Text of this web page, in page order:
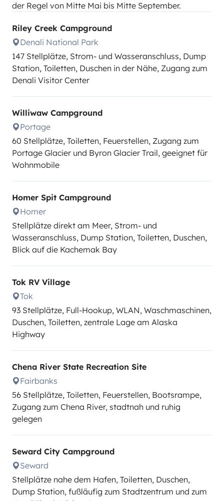
der Regel von Mitte Mai bis Mitte September.
Riley Creek Campground
Denali National Park
147 Stellplätze, Strom- und Wasseranschluss, Dump
Station, Toiletten, Duschen in der Nähe, Zugang zum
Denali Visitor Center
Williwaw Campground
Portage
60 Stellplätze, Toiletten, Feuerstellen, Zugang zum
Portage Glacier und Byron Glacier Trail, geeignet für
Wohnmobile
Homer Spit Campground
Homer
Stellplätze direkt am Meer, Strom- und
Wasseranschluss, Dump Station, Toiletten, Duschen,
Blick auf die Kachemak Bay
Tok RV Village
Tok
93 Stellplätze, Full-Hookup, WLAN, Waschmaschinen,
Duschen, Toiletten, zentrale Lage am Alaska
Highway
Chena River State Recreation Site
Fairbanks
56 Stellplätze, Toiletten, Feuerstellen, Bootsrampe,
Zugang zum Chena River, stadtnah und ruhig
gelegen
Seward City Campground
Seward
Stellplätze nahe dem Hafen, Toiletten, Duschen,
Dump Station, fußläufig zum Stadtzentrum und zum